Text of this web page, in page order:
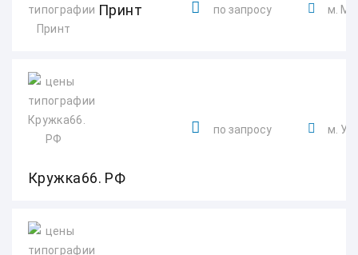
Принт по запросу м.
Кружка66. РФ
по запросу м.